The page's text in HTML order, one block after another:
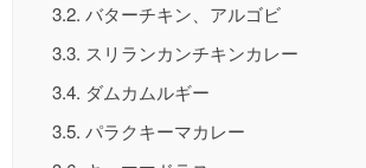
3.2. バターチキン、アルゴビ
3.3. スリランカンチキンカレー
3.4. ダムカムルギー
3.5. パラクキーマカレー